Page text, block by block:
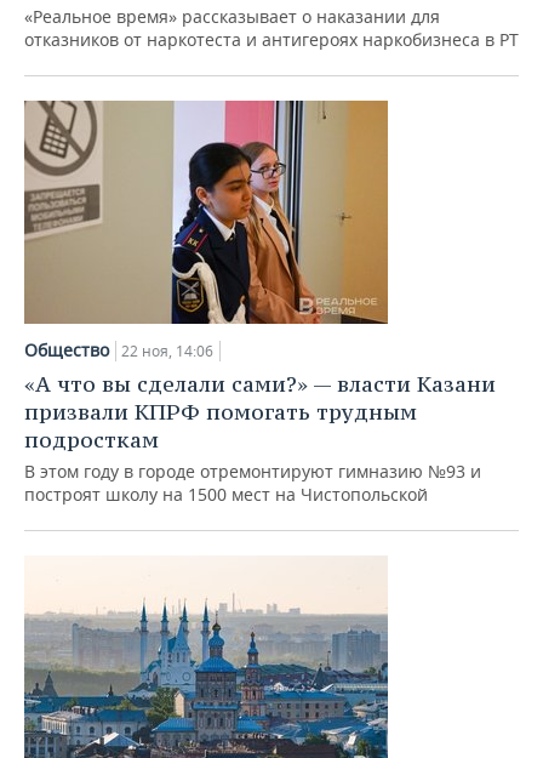
«Реальное время» рассказывает о наказании для
отказников от наркотеста и антигероях наркобизнеса в РТ
Общество 22 ноя, 14:06
«А что вы сделали сами?» — власти Казани
призвали КПРФ помогать трудным
подросткам
В этом году в городе отремонтируют гимназию №93 и
построят школу на 1500 мест на Чистопольской